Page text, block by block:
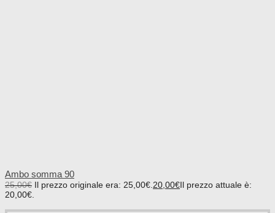
Ambo somma 90
25,00€ Il prezzo originale era: 25,00€. 20,00€Il prezzo attuale è:
20,00€.